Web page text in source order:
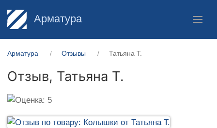
Арматура
Арматура Отзывы Татьяна Т.
Отзыв, Татьяна Т.